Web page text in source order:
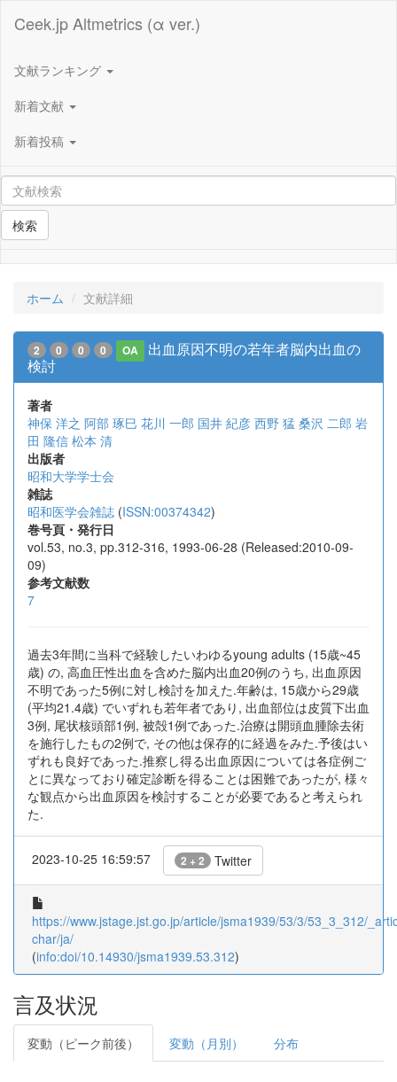
Ceek.jp Altmetrics (α ver.)
文献ランキング
新着文献
新着投稿
検索
ホーム 文献詳細
2 0 0 0 OA
出血原因不明の若年者脳内出血の
検討
著者
神保 洋之 阿部 琢巳 花川 一郎 国井 紀彦 西野 猛 桑沢 二郎 岩
田 隆信 松本 清
出版者
昭和大学学士会
雑誌
昭和医学会雑誌 (ISSN:00374342)
巻号頁・発行日
vol.53, no.3, pp.312-316, 1993-06-28 (Released:2010-09-
09)
参考文献数
7
過去3年間に当科で経験したいわゆるyoung adults (15歳~45
歳) の, 高血圧性出血を含めた脳内出血20例のうち, 出血原因
不明であった5例に対し検討を加えた.年齢は, 15歳から29歳
(平均21.4歳) でいずれも若年者であり, 出血部位は皮質下出血
3例, 尾状核頭部1例, 被殻1例であった.治療は開頭血腫除去術
を施行したもの2例で, その他は保存的に経過をみた.予後はい
ずれも良好であった.推察し得る出血原因については各症例ご
とに異なっており確定診断を得ることは困難であったが, 様々
な観点から出血原因を検討することが必要であると考えられ
た.
2023-10-25 16:59:57 2 + 2 Twitter
https://www.jstage.jst.go.jp/article/jsma1939/53/3/53_3_312/
char/ja/
(info:doi/10.14930/jsma1939.53.312)
言及状況
変動（ピーク前後） 変動（月別） 分布